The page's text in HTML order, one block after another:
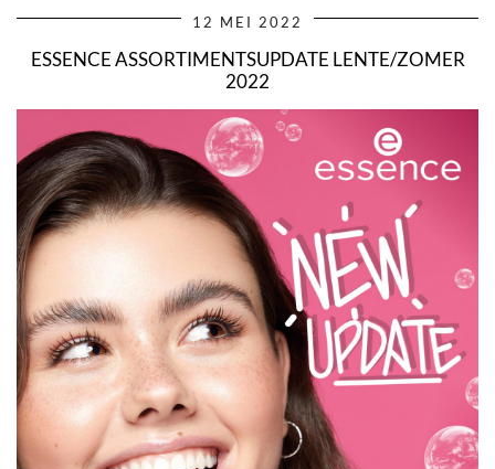
12 MEI 2022
ESSENCE ASSORTIMENTSUPDATE LENTE/ZOMER
2022